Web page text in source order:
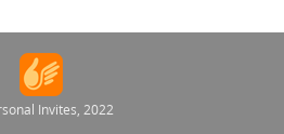
Invites, 2022